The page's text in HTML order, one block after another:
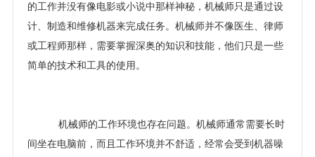
的工作并没有像电影或小说中那样神秘，机械师只是通过设
计、制造和维修机器来完成任务。机械师并不像医生、律师
或工程师那样，需要掌握深奥的知识和技能，他们只是一些
简单的技术和工具的使用。
机械师的工作环境也存在问题。机械师通常需要长时
间坐在电脑前，而且工作环境并不舒适，经常会受到机器噪